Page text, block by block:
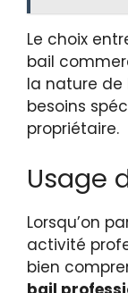
Le choix
bail
la nature de
besoins
propriétaire.
Usage
Lorsqu’on
activité
bien